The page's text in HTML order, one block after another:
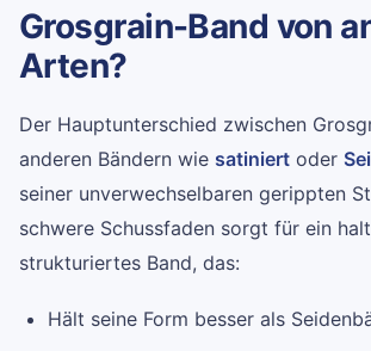
Grosgrain-Band von
Arten?
Der Hauptunterschied zwischen
anderen Bändern wie satiniert oder
seiner unverwechselbaren gerippten
schwere Schussfaden sorgt für ein
strukturiertes Band, das:
Hält seine Form besser als